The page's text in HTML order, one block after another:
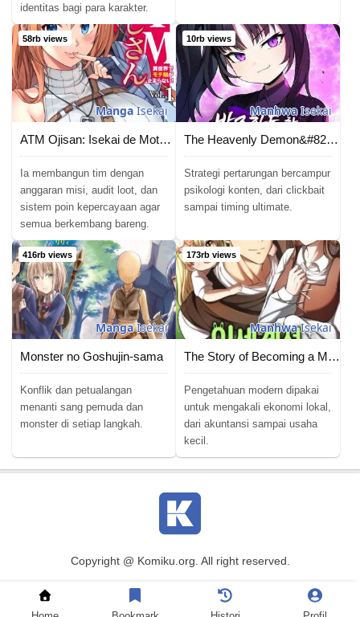
identitas bagi para karakter.
58rb views
MangaIsekai
ATM Ojisan: Isekai de Mote-ki ga Tomaranai!
Ia membangun tim dengan
anggaran misi, audit loot, dan
sistem poin kepercayaan agar
semua berkembang bareng.
10rb views
ManhwaIsekai
The Heavenly Demon&#8217;s Otherworld Livestream
Strategi pertarungan bercampur
psikologi konten, dari clickbait
sampai timing ultimate.
416rb views
MangaIsekai
Monster no Goshujin-sama
Konflik dan petualangan
menanti sang pemuda dan
monster di setiap langkah.
173rb views
ManhwaIsekai
The Story of Becoming a Married Man in Another World
Pengetahuan modern dipakai
untuk mengakali ekonomi lokal,
dari akuntansi sampai usaha
kecil.
Copyright @ Komiku.org. All right reserved.
Baca Komik Baca Manga Baca Manhwa Baca Manhua
DMCA
Terms of Usage Privacy Policy
Contact Us